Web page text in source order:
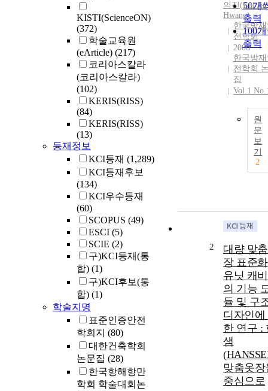
KISTI(ScienceON)
(372)
학술교육원
(eArticle) (217)
코리아스칼라
(코리아스칼라)
(102)
KERIS(RISS)
(84)
KERIS(RISS)
(13)
등재정보
KCI등재 (1,289)
KCI등재후보
(134)
KCI우수등재
(60)
SCOPUS (49)
ESCI (5)
SCIE (2)
구)KCI등재(통
합) (1)
구)KCI후보(통
합) (1)
학술지명
표준인증안전
학회지 (80)
대한건축학회
논문집 (28)
한국항해항만
학회 학술대회논
50개
출력
100
출력
의진(Eui Jin
Hwang)
한국방
전학회
2008
한국방
전학회
집
Vol.1
원
문
보
기
2
2
대량 맞
장 표준화
유닛 캐
의 기능
듈 및 구
디자인에
한 연구 :
샘
맞춤옷장
중심으로